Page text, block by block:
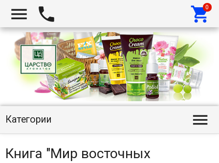
  
Категории 
Книга "Мир восточных